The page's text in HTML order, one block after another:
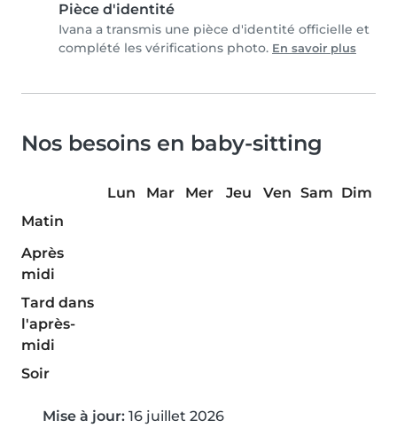
Pièce d'identité
Ivana a transmis une pièce d'identité officielle et
complété les vérifications photo. En savoir plus
Nos besoins en baby-sitting
Lun Mar Mer Jeu Ven Sam Dim
Matin
Après
midi
Tard dans
l'après-
midi
Soir
Mise à jour: 16 juillet 2026